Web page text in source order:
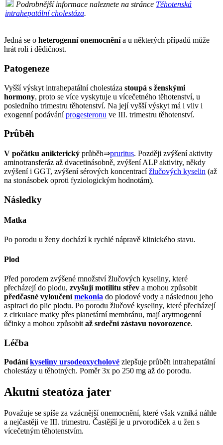
Podrobnější informace naleznete na stránce Těhotenská
intrahepatální cholestáza.
Jedná se o heterogenní onemocněnía u některých případů může
hrát roli i dědičnost.
Patogeneze
Vyšší výskyt intrahepatální cholestáza stoupá s ženskými
hormony, proto se více vyskytuje u vícečetného těhotenství, u
posledního trimestru těhotenství. Na její vyšší výskyt má i vliv i
exogenní podáváníprogesteronu ve III. trimestru těhotenství.
Průběh
V počátku anikterický průběh⇒pruritus. Později zvýšení aktivity
aminotransferáz až dvacetinásobně, zvýšení ALP aktivity, někdy
zvýšení i GGT, zvýšení sérových koncentracížlučových kyselin (až
na stonásobek oproti fyziologickým hodnotám).
Následky
Matka
Po porodu u ženy dochází k rychlé nápravě klinického stavu.
Plod
Před porodem zvýšené množství žlučových kyseliny, které
přecházejí do plodu, zvyšují motilitu střev a mohou způsobit
předčasné vyloučenímekonia do plodové vody a následnou jeho
aspiraci do plic plodu. Po porodu žlučové kyseliny, které přecházejí
z cirkulace matky přes planetární membránu, mají arytmogenní
účinky a mohou způsobit až srdeční zástavu novorozence.
Léčba
Podáníkyseliny ursodeoxycholové zlepšuje průběh intrahepatální
cholestázy u těhotných. Poměr 3x po 250 mg až do porodu.
Akutní steatóza jater
Považuje se spíše za vzácnější onemocnění, které však vzniká náhle
a nejčastěji ve III. trimestru. Častější je u prvorodiček a u žen s
vícečetným těhotenstvím.